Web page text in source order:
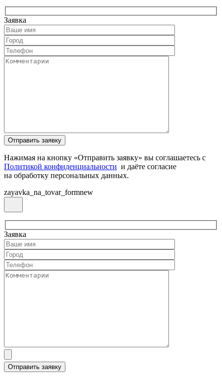
Заявка
Нажимая на кнопку «Отправить заявку» вы соглашаетесь с
Политикой конфиденциальности и даёте согласие
на обработку персональных данных.
zayavka_na_tovar_formnew
Заявка